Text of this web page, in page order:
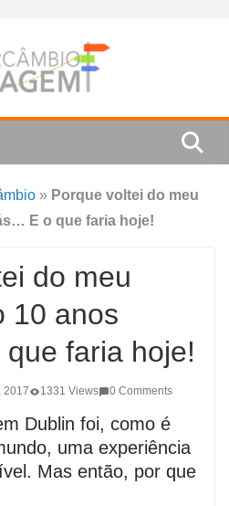
» Porque voltei do meu
E o que faria hoje!
do meu
10 anos
faria hoje!
2017 1331 Views 0 Comments
Dublin foi, como é
uma experiência
Mas então, por que